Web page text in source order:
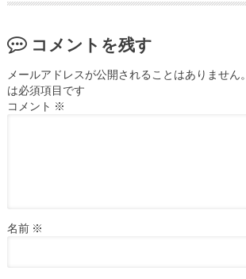
コメントを残す
メールアドレスが公開されることはありません。
は必須項目です
コメント ※
名前 ※